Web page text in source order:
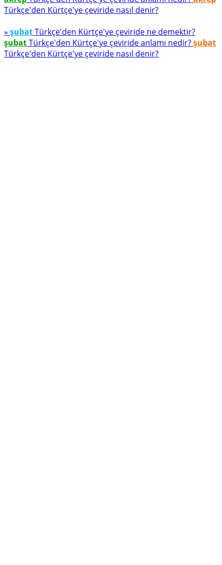
Türkçe'den Kürtçe'ye çeviride nasıl denir?
» şubatTürkçe'den Kürtçe'ye çeviride ne demektir?
şubatTürkçe'den Kürtçe'ye çeviride anlamı nedir?şubat
Türkçe'den Kürtçe'ye çeviride nasıl denir?